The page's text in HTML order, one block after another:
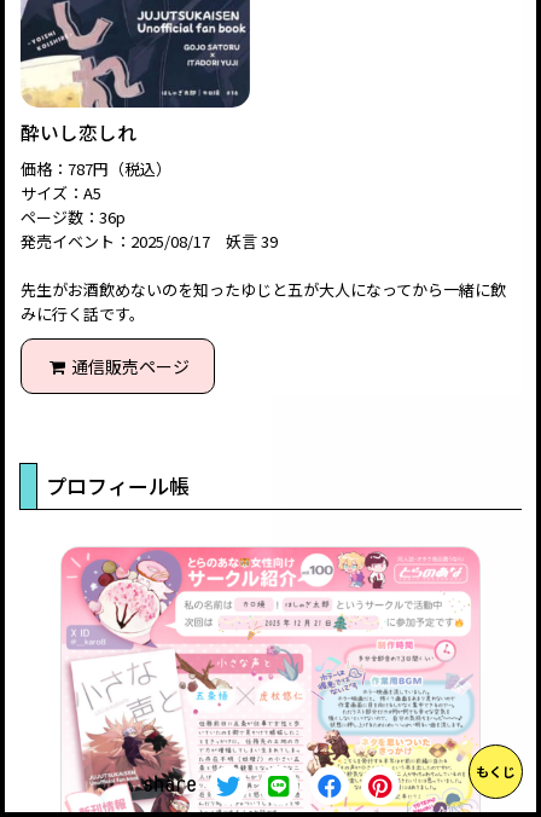
酔いし恋しれ
価格：787円（税込）
サイズ：A5
ページ数：36p
発売イベント：2025/08/17 妖言 39
先生がお酒飲めないのを知ったゆじと五が大人になってから一緒に飲
みに行く話です。
通信販売ページ
プロフィール帳
もくじ
share